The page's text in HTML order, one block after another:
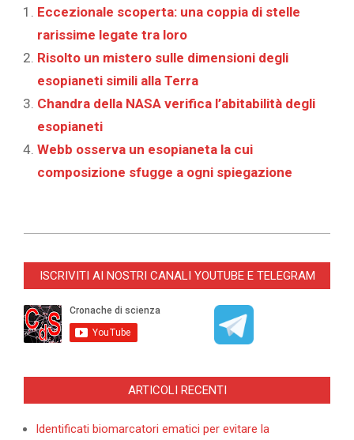
Eccezionale scoperta: una coppia di stelle
rarissime legate tra loro
Risolto un mistero sulle dimensioni degli
esopianeti simili alla Terra
Chandra della NASA verifica l’abitabilità degli
esopianeti
Webb osserva un esopianeta la cui
composizione sfugge a ogni spiegazione
04-
ISCRIVITI AI NOSTRI CANALI YOUTUBE E TELEGRAM
ARTICOLI RECENTI
Identificati biomarcatori ematici per evitare la